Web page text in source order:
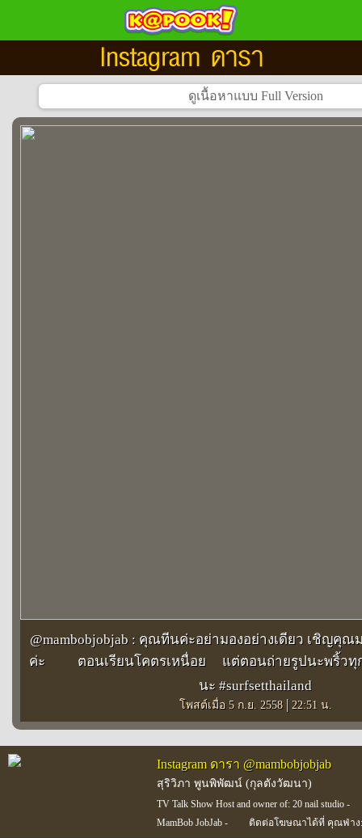
Instagram ดารา
@mambobjobjab : คุณทีนค่ะอย่ามองอย่างเดียว เชิญคุณ
ค่ะ
ตอนเรียนโคตรเหนื่อย
แต่ตอนถ่ายรูปนะพริ้วทุ
นะ #surfsetthailand
โพสต์เมื่อ 5 ก.ย. 2558 | 22:51 น.
Instagram ดารา @mambobjobjab
สุริวิภา พูนพิพัฒน์ (กุลตังวัฒนา)
TV Talk Show Host and owner of: 20 nail studio -
MamBob JobJab -
ติดต่อโฆษณาได้ที่ คุณฟ่าง: